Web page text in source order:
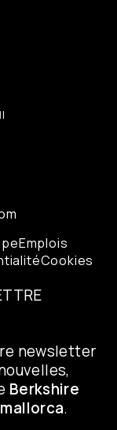
Emplois
Cookies
newsletter
Berkshire
.